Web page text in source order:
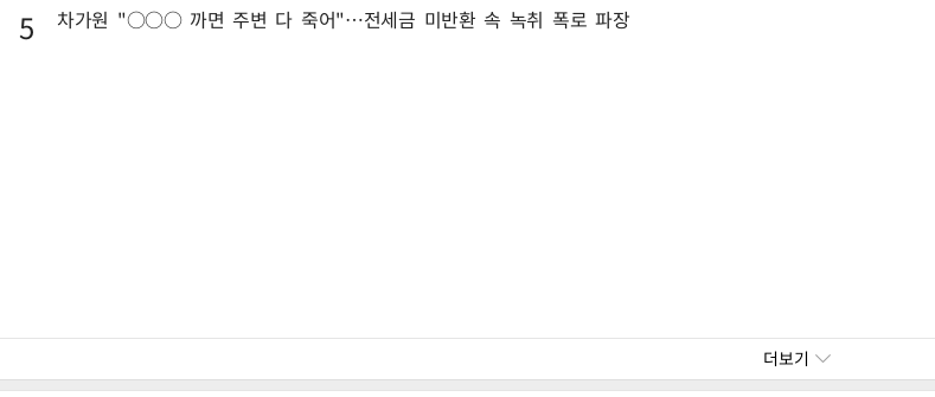
5 차가원 "○○○ 까면 주변 다 죽어"…전세금 미반환 속 녹취 폭로 파장
더보기